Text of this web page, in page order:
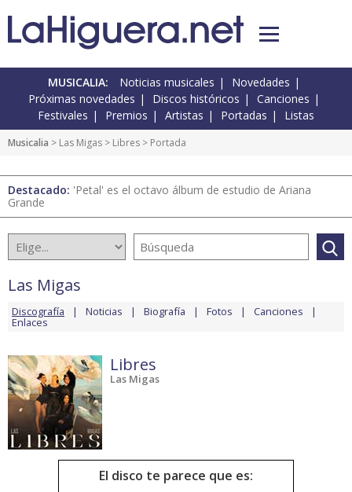
MUSICALIA: Noticias musicales
Novedades
Próximas novedades
Discos históricos
Canciones
Festivales
Premios Artistas Portadas Listas
Musicalia > Las Migas > Libres > Portada
Destacado: 'Petal' es el octavo álbum de estudio de Ariana
Grande
Las Migas
Discografía Noticias Biografía Fotos Canciones
Enlaces
Libres
Las Migas
El disco te parece que es: